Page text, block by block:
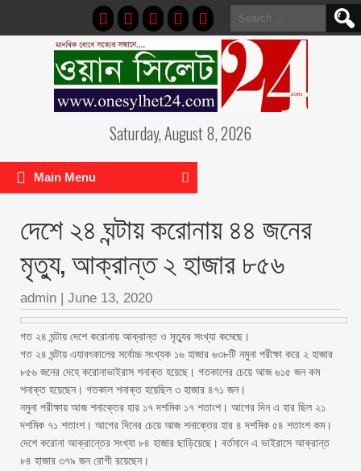
Search
for:
Saturday, August 8, 2026
Main Menu
দেশে ২৪ ঘন্টায় করোনায় ৪৪ জনের
মৃত্যু, আক্রান্ত ২ হাজার ৮৫৬
admin | June 13, 2020
গত ২৪ ঘন্টায় দেশে করোনায় আক্রান্ত ও মৃত্যুর সংখ্যা কমেছে।
গত ২৪ ঘন্টায় এযাবৎকালের সর্বোচ্চ সংখ্যক ১৬ হাজার ৬৩৮টি নমুনা পরীক্ষা করে ২ হাজার
৮৫৬ জনের দেহে করোনাভাইরাস শনাক্ত হয়েছে। গতকালের চেয়ে আজ ৬১৫ জন কম
শনাক্ত হয়েছেন। গতকাল শনাক্ত হয়েছিল ৩ হাজার ৪৭১ জন।
নমুনা পরীক্ষায় আজ শনাক্তের হার ১৭ দশমিক ১৭ শতাংশ। আগের দিন এ হার ছিল ২১
দশমিক ৭১ শতাংশ। আগের দিনের চেয়ে আজ শনাক্তের হার ৪ দশমিক ৫৪ শতাংশ কম।
দেশে করোনা আক্রান্তের সংখ্যা ৮৪ হাজার ছাড়িয়েছে। বর্তমানে এ ভাইরাসে আক্রান্ত
৮৪ হাজার ৩৭৯ জন রোগী রয়েছেন।